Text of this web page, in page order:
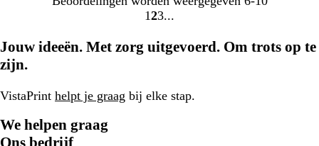
Naar
1 Naar
2Naar
3
Jouw ideeën. Met zorg uitgevoerd. Om trots op te
zijn.
VistaPrint helpt je graag bij elke stap.
We helpen graag
Ons bedrijf